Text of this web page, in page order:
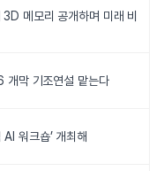
메모리 공개하며 미래 비
막 기조연설 맡는다
워크숍’ 개최해